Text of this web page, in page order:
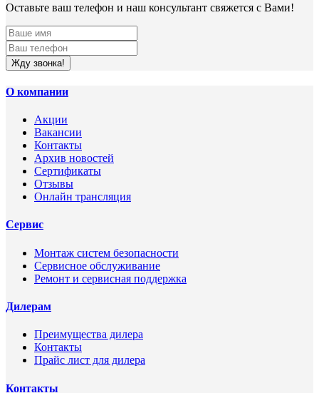
Оставьте ваш телефон и наш консультант свяжется с Вами!
Жду звонка!
О компании
Акции
Вакансии
Контакты
Архив новостей
Сертификаты
Отзывы
Онлайн трансляция
Сервис
Монтаж систем безопасности
Сервисное обслуживание
Ремонт и сервисная поддержка
Дилерам
Преимущества дилера
Контакты
Прайс лист для дилера
Контакты